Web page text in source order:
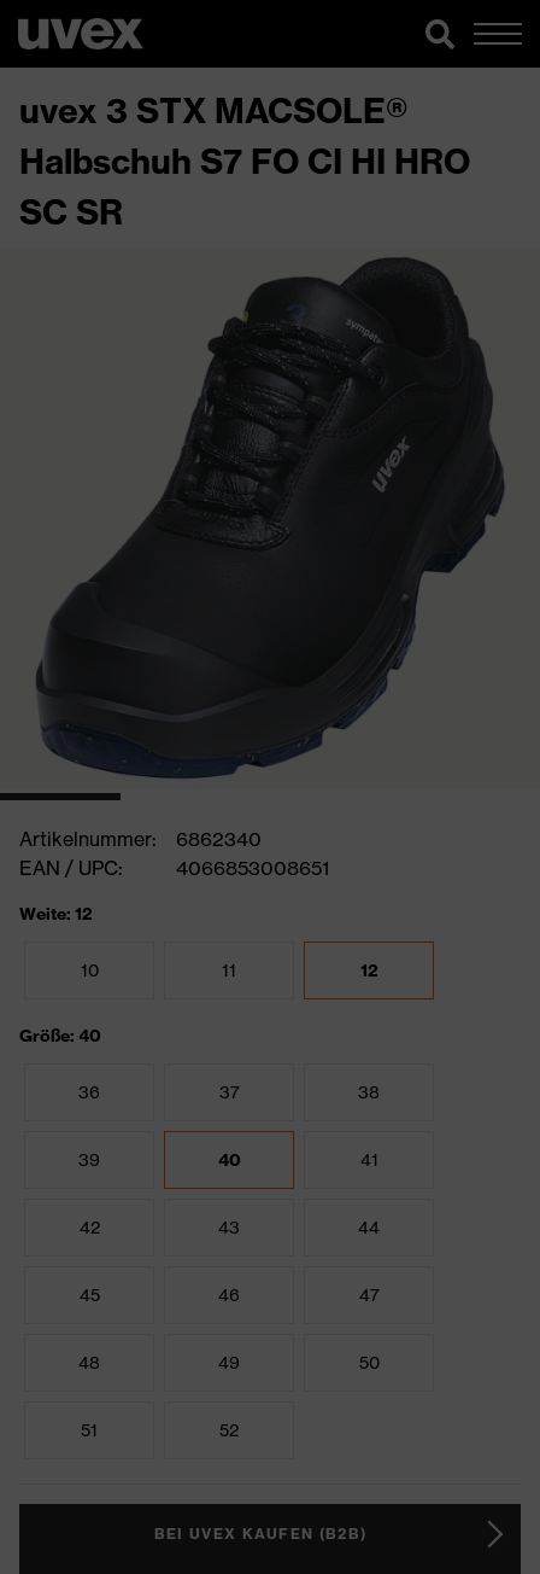
uvex 3 STX MACSOLE®
Halbschuh S7 FO CI HI HRO
SC SR
Artikelnummer:
6862340
EAN / UPC:
4066853008651
Weite: 12
10 11 12
Größe: 40
36 37 38
39 40 41
42 43 44
45 46 47
48 49 50
51 52
BEI UVEX KAUFEN (B2B)